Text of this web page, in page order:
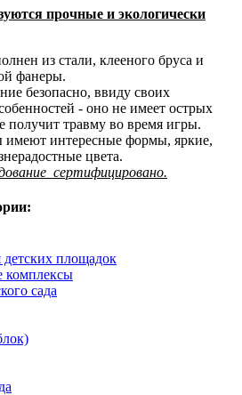
прочные и экологически
из стали, клееного бруса и
фанеры.
безопасно, ввиду своих
- оно не имеет острых
получит травму во время игры.
имеют интересные формы, яркие,
цвета.
сертифицировано.
площадок
комплексы
сада